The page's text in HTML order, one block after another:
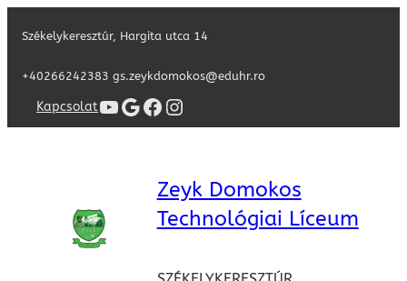
Székelykeresztúr, Hargita utca 14
+40266242383 gs.zeykdomokos@eduhr.ro
KapcsolatYouTube
Google
Facebook
Instagram
Zeyk Domokos
Technológiai Líceum